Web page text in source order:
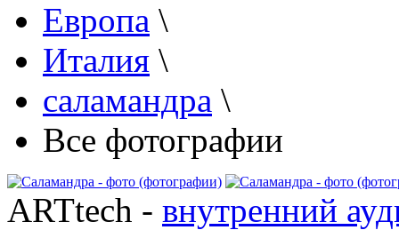
Европа \
Италия \
саламандра \
Все фотографии
ARTtech - внутренний